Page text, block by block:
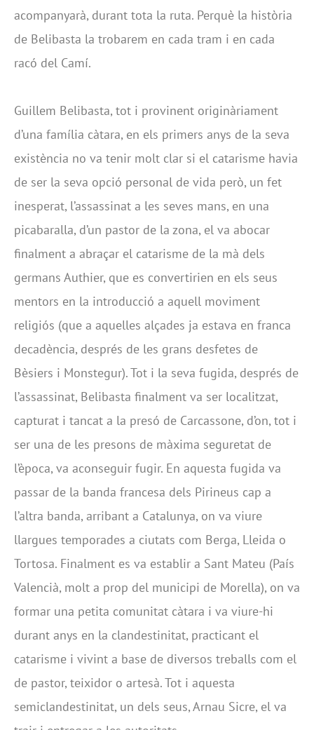
acompanyarà, durant tota la ruta. Perquè la història
de Belibasta la trobarem en cada tram i en cada
racó del Camí.
Guillem Belibasta, tot i provinent originàriament
d’una família càtara, en els primers anys de la seva
existència no va tenir molt clar si el catarisme havia
de ser la seva opció personal de vida però, un fet
inesperat, l’assassinat a les seves mans, en una
picabaralla, d’un pastor de la zona, el va abocar
finalment a abraçar el catarisme de la mà dels
germans Authier, que es convertirien en els seus
mentors en la introducció a aquell moviment
religiós (que a aquelles alçades ja estava en franca
decadència, després de les grans desfetes de
Bèsiers i Monstegur). Tot i la seva fugida, després de
l’assassinat, Belibasta finalment va ser localitzat,
capturat i tancat a la presó de Carcassone, d’on, tot i
ser una de les presons de màxima seguretat de
l’època, va aconseguir fugir. En aquesta fugida va
passar de la banda francesa dels Pirineus cap a
l’altra banda, arribant a Catalunya, on va viure
llargues temporades a ciutats com Berga, Lleida o
Tortosa. Finalment es va establir a Sant Mateu (País
Valencià, molt a prop del municipi de Morella), on va
formar una petita comunitat càtara i va viure-hi
durant anys en la clandestinitat, practicant el
catarisme i vivint a base de diversos treballs com el
de pastor, teixidor o artesà. Tot i aquesta
semiclandestinitat, un dels seus, Arnau Sicre, el va